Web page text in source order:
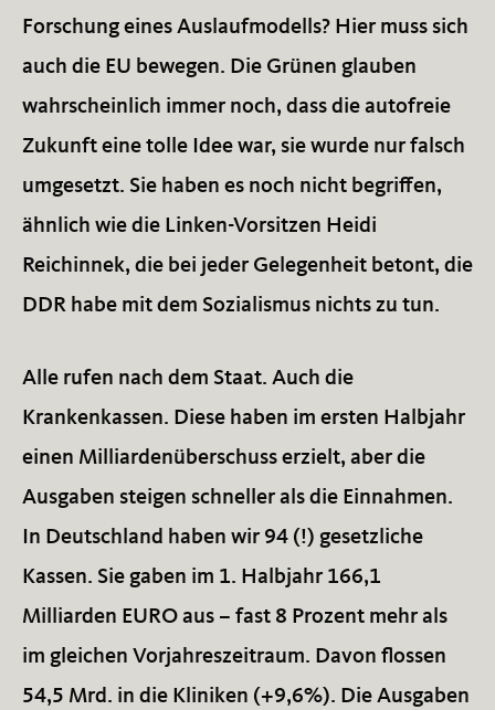
Forschung eines Auslaufmodells? Hier muss sich
auch die EU bewegen. Die Grünen glauben
wahrscheinlich immer noch, dass die autofreie
Zukunft eine tolle Idee war, sie wurde nur falsch
umgesetzt. Sie haben es noch nicht begriffen,
ähnlich wie die Linken-Vorsitzen Heidi
Reichinnek, die bei jeder Gelegenheit betont, die
DDR habe mit dem Sozialismus nichts zu tun.
Alle rufen nach dem Staat. Auch die
Krankenkassen. Diese haben im ersten Halbjahr
einen Milliardenüberschuss erzielt, aber die
Ausgaben steigen schneller als die Einnahmen.
In Deutschland haben wir 94 (!) gesetzliche
Kassen. Sie gaben im 1. Halbjahr 166,1
Milliarden EURO aus – fast 8 Prozent mehr als
im gleichen Vorjahreszeitraum. Davon flossen
54,5 Mrd. in die Kliniken (+9,6%). Die Ausgaben